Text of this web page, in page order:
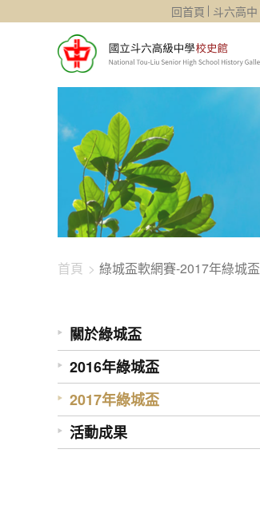
回首頁 斗六高中
首頁 綠城盃軟網賽-2017年綠城盃
關於綠城盃
2016年綠城盃
2017年綠城盃
活動成果